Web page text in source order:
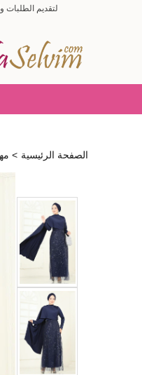
لتقديم الطلبات والدعم، يرجى الاتصال
الصفحة الرئيسية >